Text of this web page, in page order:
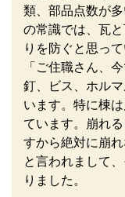
類、部品点数が
の常識では、瓦
りを防ぐと思っ
「ご住職さん、
釘、ビス、ホル
います。特に棟
ています。崩れ
すから絶対に崩
と言われまして
りました。